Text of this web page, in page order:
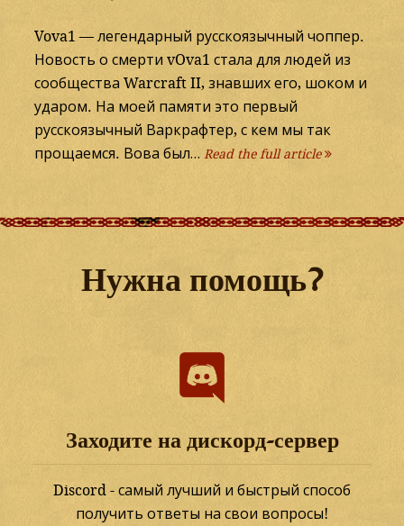
Vova1 — легендарный русскоязычный чоппер.
Новость о смерти vOva1 стала для людей из
сообщества Warcraft II, знавших его, шоком и
ударом. На моей памяти это первый
русскоязычный Варкрафтер, с кем мы так
прощаемся. Вова был… Read the full article
Нужна помощь?
Заходите на дискорд-сервер
Discord - самый лучший и быстрый способ
получить ответы на свои вопросы!